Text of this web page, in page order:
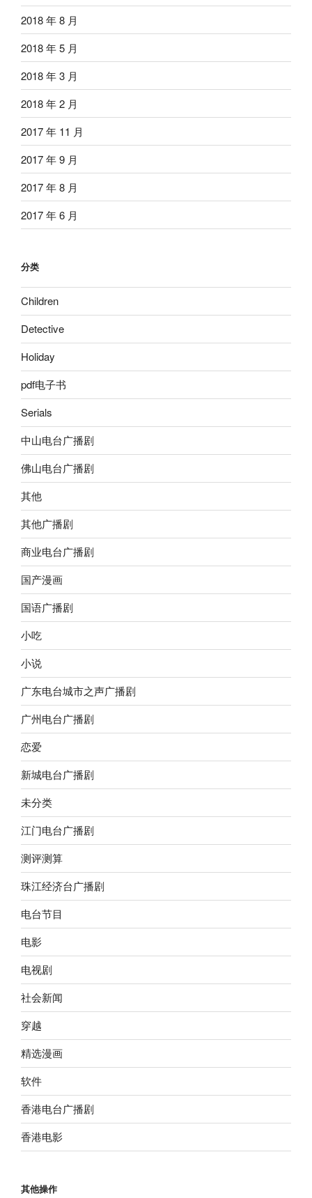
2018 年 8 月
2018 年 5 月
2018 年 3 月
2018 年 2 月
2017 年 11 月
2017 年 9 月
2017 年 8 月
2017 年 6 月
分类
Children
Detective
Holiday
pdf电子书
Serials
中山电台广播剧
佛山电台广播剧
其他
其他广播剧
商业电台广播剧
国产漫画
国语广播剧
小吃
小说
广东电台城市之声广播剧
广州电台广播剧
恋爱
新城电台广播剧
未分类
江门电台广播剧
测评测算
珠江经济台广播剧
电台节目
电影
电视剧
社会新闻
穿越
精选漫画
软件
香港电台广播剧
香港电影
其他操作